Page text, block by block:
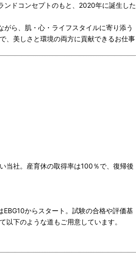
ドコンセプトのもと、2020年に誕生した
がら、肌・心・ライフスタイルに寄り添う
、美しさと環境の両方に貢献できるお仕事
当社。産育休の取得率は100％で、復帰後
からスタート。試験の合格や評価基
下のような道もご用意しています。